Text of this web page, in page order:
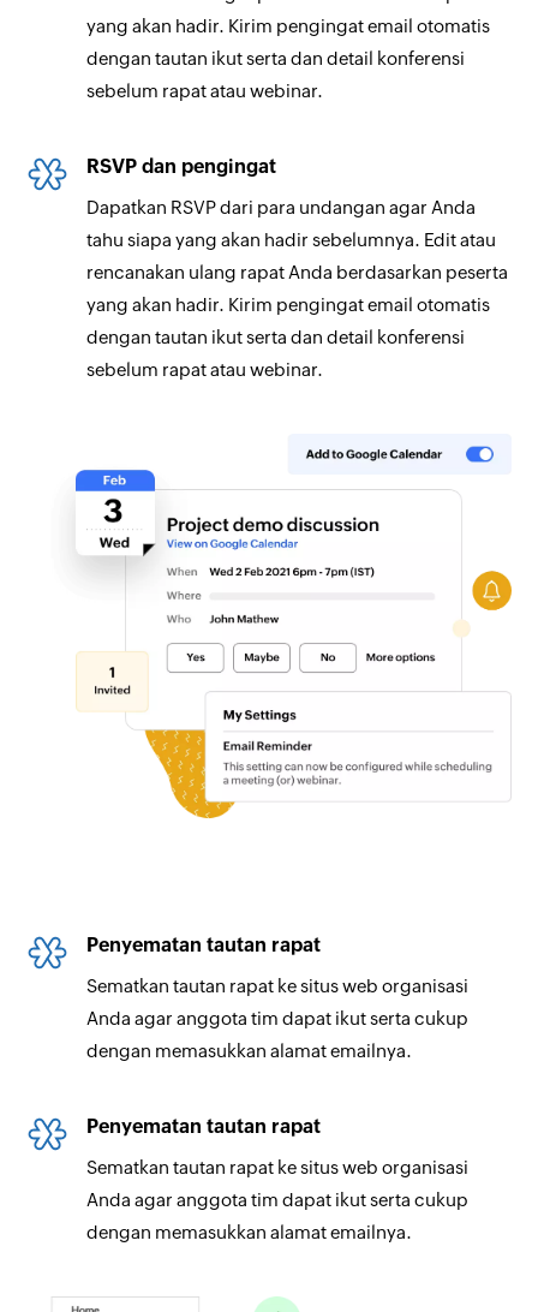
RSVP dan pengingat
Dapatkan RSVP dari para undangan agar Anda
tahu siapa yang akan hadir sebelumnya. Edit atau
rencanakan ulang rapat Anda berdasarkan peserta
yang akan hadir. Kirim pengingat email otomatis
dengan tautan ikut serta dan detail konferensi
sebelum rapat atau webinar.
yang akan hadir. Kirim pengingat email otomatis
dengan tautan ikut serta dan detail konferensi
sebelum rapat atau webinar.
Penyematan tautan rapat
Sematkan tautan rapat ke situs web organisasi
Anda agar anggota tim dapat ikut serta cukup
dengan memasukkan alamat emailnya.
Penyematan tautan rapat
Sematkan tautan rapat ke situs web organisasi
Anda agar anggota tim dapat ikut serta cukup
dengan memasukkan alamat emailnya.